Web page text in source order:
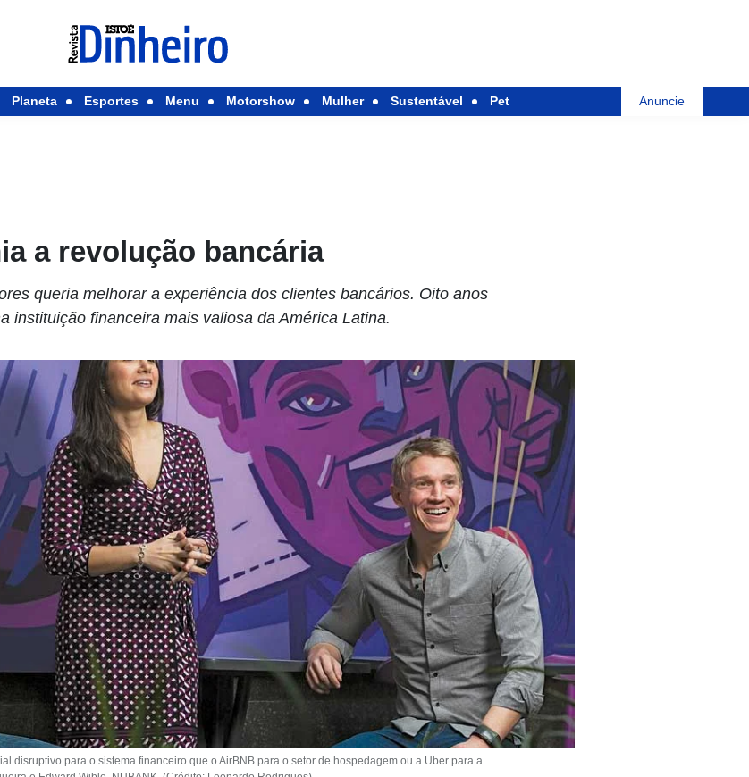
Planeta Esportes Menu Motorshow Mulher Sustentável Pet Anuncie
a revolução bancária
queria melhorar a experiência dos clientes bancários. Oito anos
instituição financeira mais valiosa da América Latina.
disruptivo para o sistema financeiro que o AirBNB para o setor de hospedagem ou a Uber para a